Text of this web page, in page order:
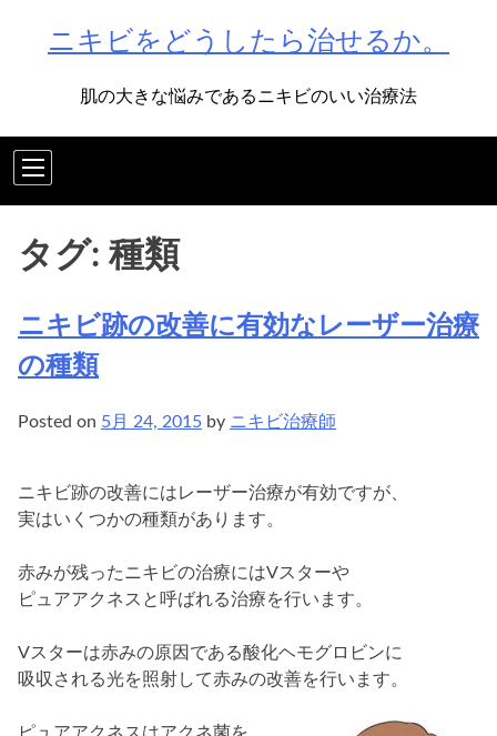
ニキビをどうしたら治せるか。
肌の大きな悩みであるニキビのいい治療法
タグ: 種類
ニキビ跡の改善に有効なレーザー治療
の種類
Posted on 5月 24, 2015 by ニキビ治療師
ニキビ跡の改善にはレーザー治療が有効ですが、
実はいくつかの種類があります。
赤みが残ったニキビの治療にはVスターや
ピュアアクネスと呼ばれる治療を行います。
Vスターは赤みの原因である酸化ヘモグロビンに
吸収される光を照射して赤みの改善を行います。
ピュアアクネスはアクネ菌を